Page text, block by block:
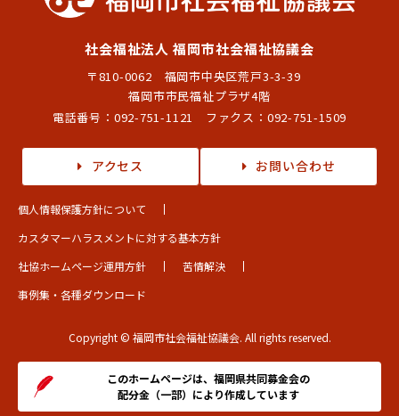
社会福祉法人 福岡市社会福祉協議会
〒810-0062 福岡市中央区荒戸3-3-39
福岡市市民福祉プラザ4階
電話番号： 092-751-1121 ファクス：092-751-1509
アクセス お問い合わせ
個人情報保護方針について
カスタマーハラスメントに対する基本方針
社協ホームページ運用方針
苦情解決
事例集・各種ダウンロード
Copyright © 福岡市社会福祉協議会. All rights reserved.
このホームページは、福岡県共同募金会の
配分金（一部）により作成しています